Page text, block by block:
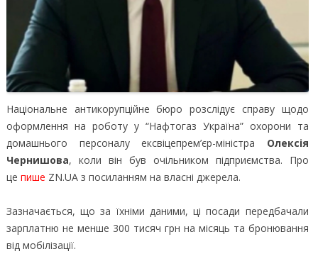
Національне антикорупційне бюро розслідує справу щодо
оформлення на роботу у “Нафтогаз Україна” охорони та
домашнього персоналу ексвіцепрем’єр-міністра Олексія
Чернишова, коли він був очільником підприємства. Про
це пише ZN.UA з посиланням на власні джерела.
Зазначається, що за їхніми даними, ці посади передбачали
зарплатню не менше 300 тисяч грн на місяць та бронювання
від мобілізації.